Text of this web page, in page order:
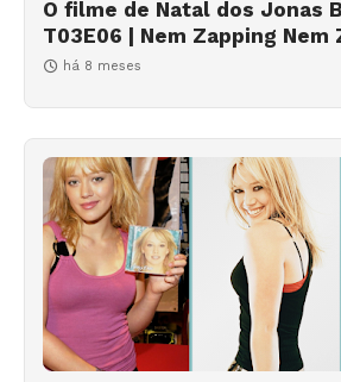
O filme de Natal dos Jonas
T03E06 | Nem Zapping Nem
há 8 meses